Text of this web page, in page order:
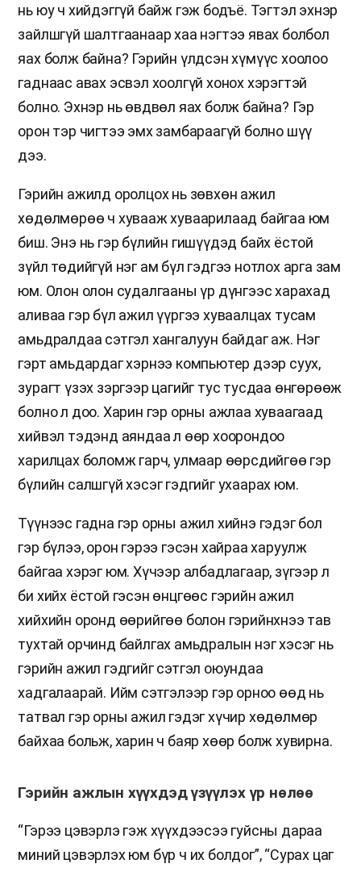
нь юу ч хийдэггүй байж гэж бодъё. Тэгтэл эхнэр
зайлшгүй шалтгаанаар хаа нэгтээ явах болбол
яах болж байна? Гэрийн үлдсэн хүмүүс хоолоо
гаднаас авах эсвэл хоолгүй хонох хэрэгтэй
болно. Эхнэр нь өвдвөл яах болж байна? Гэр
орон тэр чигтээ эмх замбараагүй болно шүү
дээ.
Гэрийн ажилд оролцох нь зөвхөн ажил
хөдөлмөрөө ч хувааж хуваарилаад байгаа юм
биш. Энэ нь гэр бүлийн гишүүдэд байх ёстой
зүйл төдийгүй нэг ам бүл гэдгээ нотлох арга зам
юм. Олон олон судалгааны үр дүнгээс харахад
аливаа гэр бүл ажил үүргээ хуваалцах тусам
амьдралдаа сэтгэл хангалуун байдаг аж. Нэг
гэрт амьдардаг хэрнээ компьютер дээр суух,
зурагт үзэх зэргээр цагийг тус тусдаа өнгөрөөж
болно л доо. Харин гэр орны ажлаа хуваагаад
хийвэл тэдэнд аяндаа л өөр хоорондоо
харилцах боломж гарч, улмаар өөрсдийгөө гэр
бүлийн салшгүй хэсэг гэдгийг ухаарах юм.
Түүнээс гадна гэр орны ажил хийнэ гэдэг бол
гэр бүлээ, орон гэрээ гэсэн хайраа харуулж
байгаа хэрэг юм. Хүчээр албадлагаар, зүгээр л
би хийх ёстой гэсэн өнцгөөс гэрийн ажил
хийхийн оронд өөрийгөө болон гэрийнхнээ тав
тухтай орчинд байлгах амьдралын нэг хэсэг нь
гэрийн ажил гэдгийг сэтгэл оюундаа
хадгалаарай. Ийм сэтгэлээр гэр орноо өөд нь
татвал гэр орны ажил гэдэг хүчир хөдөлмөр
байхаа больж, харин ч баяр хөөр болж хувирна.
Гэрийн ажлын хүүхдэд үзүүлэх үр нөлөө
“Гэрээ цэвэрлэ гэж хүүхдээсээ гуйсны дараа
миний цэвэрлэх юм бүр ч их болдог”, “Сурах цаг